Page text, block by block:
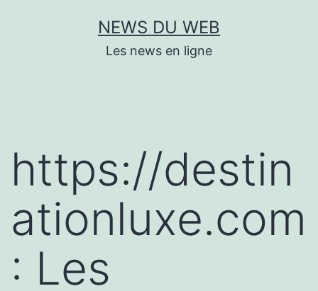
NEWS DU WEB
Les news en ligne
https://destin
ationluxe.com
: Les